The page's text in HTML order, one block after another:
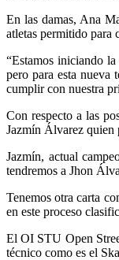
En las damas, Ana
atletas permitido para
“Estamos iniciando
pero para esta nueva
cumplir con nuestra
Con respecto a las
Jazmín Álvarez quien
Jazmín, actual
tendremos a Jhon
Tenemos otra carta
en este proceso
El OI STU Open
técnico como es el